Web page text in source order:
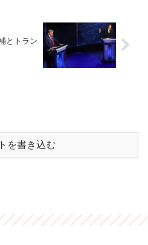
とトラン
を書き込む